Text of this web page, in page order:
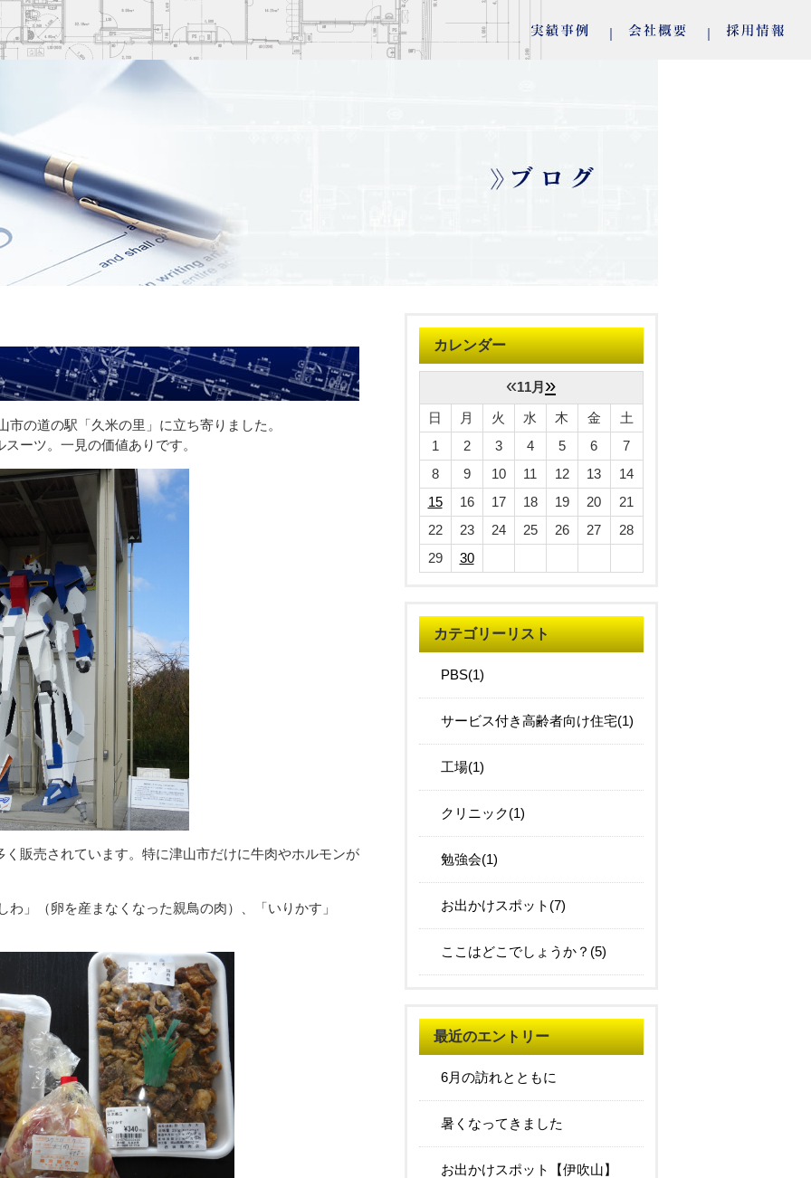
山市の道の駅「久米の里」に立ち寄りました。
ーツ。一見の価値ありです。
販売されています。特に津山市だけに牛肉やホルモンが
」（卵を産まなくなった親鳥の肉）、「いりかす」
カレンダー
«11月 »
日 月 火 水 木 金
土
1
2 3 4 5 6
7
8
9 10 11 12 13
14
15
16 17 18 19 20
21
22
23 24 25 26 27
28
29
30
カテゴリーリスト
PBS(1)
サービス付き高齢者向け住宅(1)
工場(1)
クリニック(1)
勉強会(1)
お出かけスポット(7)
ここはどこでしょうか？(5)
最近のエントリー
6月の訪れとともに
暑くなってきました
お出かけスポット【伊吹山】